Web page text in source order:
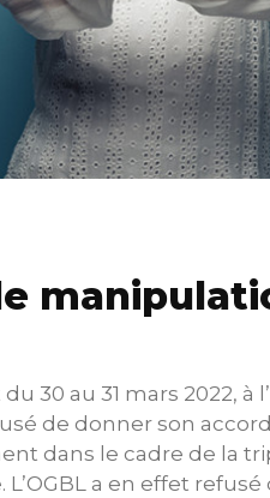
30 au 31 mars 2022,
de donner son
dans le cadre de la
L’OGBL a en effet